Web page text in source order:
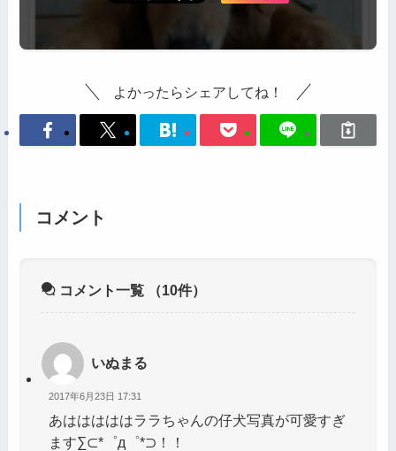
よかったらシェアしてね！
コメント
コメント一覧 （10件）
いぬまる
2017年6月23日 17:31
あはははははララちゃんの仔犬写真が可愛すぎ
ます∑⊂*゜д゜*⊃！！